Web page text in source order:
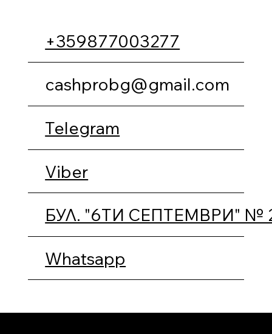
+359877003277
cashprobg@gmail.com
Telegram
Viber
БУЛ. "6ТИ СЕПТЕМВРИ" №
Whatsapp